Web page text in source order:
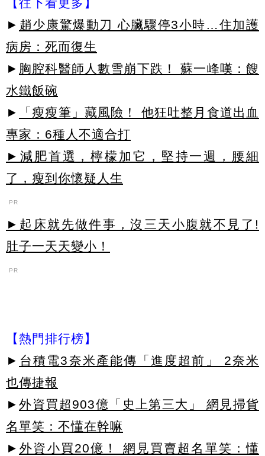
► 趙少康驚爆動刀 心臟驟停3小時…住加護
病房：死而復生
► 胸腔科醫師人數雪崩下跌！ 蘇一峰嘆：餿
水鐵飯碗
►
「瘦瘦筆」藏風險！ 他狂吐整月食道出血
專家：6種人不適合打
►減肥首選，檸檬加它，堅持一週，腰細
了，瘦到你懷疑人生
PR
►起床就先做件事，沒三天小腹就不見了!
肚子一天天變小！
PR
【熱門排行榜】
► 台積電3奈米產能傳「進度超前」 2奈米
也傳捷報
► 外資買超903億「史上第三大」 網見掃貨
名單笑：不懂在幹嘛
► 外資小買20億！ 網見買賣超名單笑：懂